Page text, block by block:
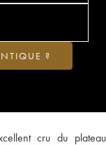
cru du plateau
?